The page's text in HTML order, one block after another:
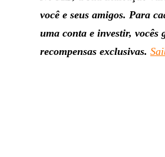
você e seus amigos. Para
uma conta e investir, vocês
recompensas exclusivas.